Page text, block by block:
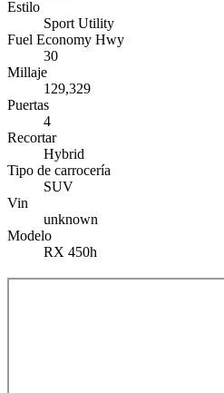
Estilo
Sport Utility
Fuel Economy Hwy
30
Millaje
129,329
Puertas
4
Recortar
Hybrid
Tipo de carrocería
SUV
Vin
unknown
Modelo
RX 450h